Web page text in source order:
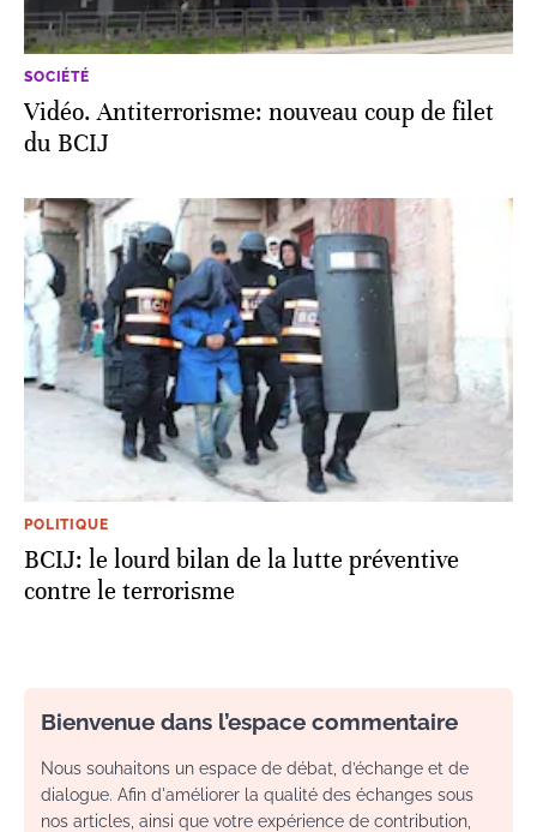
SOCIÉTÉ
Vidéo. Antiterrorisme: nouveau coup de filet
du BCIJ
POLITIQUE
BCIJ: le lourd bilan de la lutte préventive
contre le terrorisme
Bienvenue dans l’espace commentaire
Nous souhaitons un espace de débat, d’échange et de
dialogue. Afin d'améliorer la qualité des échanges sous
nos articles, ainsi que votre expérience de contribution,